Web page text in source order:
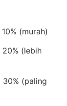
(murah)
(lebih
(paling